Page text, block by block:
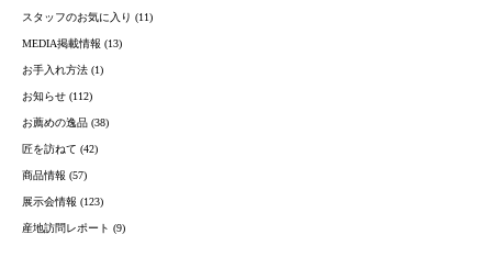
スタッフのお気に入り (11)
MEDIA掲載情報 (13)
お手入れ方法 (1)
お知らせ (112)
お薦めの逸品 (38)
匠を訪ねて (42)
商品情報 (57)
展示会情報 (123)
産地訪問レポート (9)